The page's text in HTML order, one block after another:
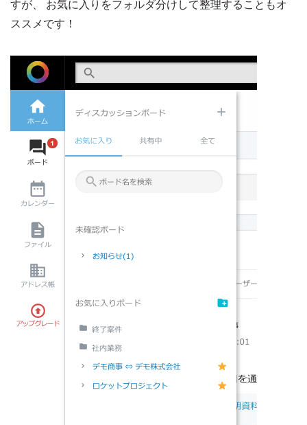
すが、 お気に入りをフォルダ分けして整理することもオ
ススメです！